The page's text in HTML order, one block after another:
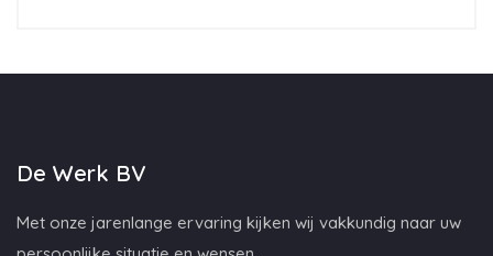
De Werk BV
Met onze jarenlange ervaring kijken wij vakkundig naar uw